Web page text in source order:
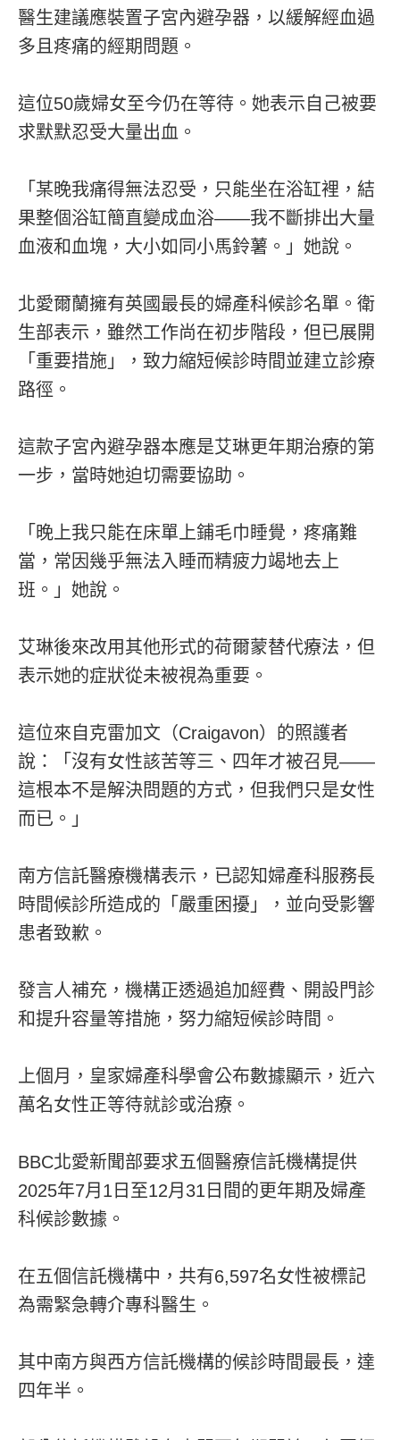
醫生建議應裝置子宮內避孕器，以緩解經血過
多且疼痛的經期問題。
這位50歲婦女至今仍在等待。她表示自己被要
求默默忍受大量出血。
「某晚我痛得無法忍受，只能坐在浴缸裡，結
果整個浴缸簡直變成血浴——我不斷排出大量
血液和血塊，大小如同小馬鈴薯。」她說。
北愛爾蘭擁有英國最長的婦產科候診名單。衛
生部表示，雖然工作尚在初步階段，但已展開
「重要措施」，致力縮短候診時間並建立診療
路徑。
這款子宮內避孕器本應是艾琳更年期治療的第
一步，當時她迫切需要協助。
「晚上我只能在床單上鋪毛巾睡覺，疼痛難
當，常因幾乎無法入睡而精疲力竭地去上
班。」她說。
艾琳後來改用其他形式的荷爾蒙替代療法，但
表示她的症狀從未被視為重要。
這位來自克雷加文（Craigavon）的照護者
說：「沒有女性該苦等三、四年才被召見——
這根本不是解決問題的方式，但我們只是女性
而已。」
南方信託醫療機構表示，已認知婦產科服務長
時間候診所造成的「嚴重困擾」，並向受影響
患者致歉。
發言人補充，機構正透過追加經費、開設門診
和提升容量等措施，努力縮短候診時間。
上個月，皇家婦產科學會公布數據顯示，近六
萬名女性正等待就診或治療。
BBC北愛新聞部要求五個醫療信託機構提供
2025年7月1日至12月31日間的更年期及婦產
科候診數據。
在五個信託機構中，共有6,597名女性被標記
為需緊急轉介專科醫生。
其中南方與西方信託機構的候診時間最長，達
四年半。